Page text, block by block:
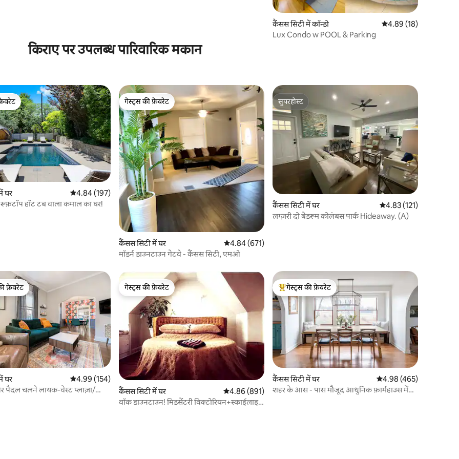
कैंसस सिटी में कॉन्डो औसत रेटिंग 5 में से 4.89,
4.89 (18)
Lux Condo w POOL & Parking
किराए पर उपलब्ध पारिवारिक मकान
घर औसत रेटिंग 5 में से 4.84, 197 समीक्षाएँ
4.84 (197)
हॉट टब वाला कमाल का घर!
गेस्ट्स की फ़ेवरेट
गेस्ट्स की फ़ेवरेट
कैंसस सिटी में घर औसत रेटिंग 5 में से 4.84, 671 समीक्षाएँ
4.84 (671)
मॉडर्न डाउनटाउन गेटवे - कैंसस सिटी, एमओ
सुपरहोस्ट
सुपरहोस्ट
कैंसस सिटी में घर औसत रेटिंग 5 में से 4.83,
4.83 (121)
लग्ज़री दो बेडरूम कोलंबस पार्क Hideaway. (A)
फ़ेवरेट
फ़ेवरेट
घर औसत रेटिंग 5 में से 4.99, 154 समीक्षाएँ
4.99 (154)
चलने लायक-वेस्ट प्लाज़ा/
गेस्ट्स की फ़ेवरेट
गेस्ट्स की फ़ेवरेट
कैंसस सिटी में घर औसत रेटिंग 5 में से 4.86, 891 समीक्षाएँ
4.86 (891)
वॉक डाउनटाउन! मिडसेंटरी विक्टोरियन+स्काईलाइन
गेस्ट्स का टॉप फ़ेवरेट
गेस्ट्स की फ़ेवरेट
कैंसस सिटी में घर औसत रेटिंग 5 में से 4.98,
4.98 (465)
शहर के आस - पास मौजूद आधुनिक फ़ार्महाउस में